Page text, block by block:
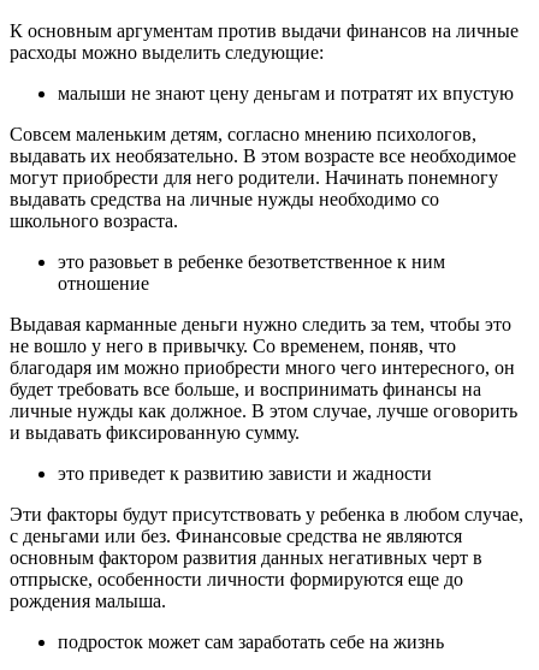
К основным аргументам против выдачи финансов на личные
расходы можно выделить следующие:
малыши не знают цену деньгам и потратят их впустую
Совсем маленьким детям, согласно мнению психологов,
выдавать их необязательно. В этом возрасте все необходимое
могут приобрести для него родители. Начинать понемногу
выдавать средства на личные нужды необходимо со
школьного возраста.
это разовьет в ребенке безответственное к ним
отношение
Выдавая карманные деньги нужно следить за тем, чтобы это
не вошло у него в привычку. Со временем, поняв, что
благодаря им можно приобрести много чего интересного, он
будет требовать все больше, и воспринимать финансы на
личные нужды как должное. В этом случае, лучше оговорить
и выдавать фиксированную сумму.
это приведет к развитию зависти и жадности
Эти факторы будут присутствовать у ребенка в любом случае,
с деньгами или без. Финансовые средства не являются
основным фактором развития данных негативных черт в
отпрыске, особенности личности формируются еще до
рождения малыша.
подросток может сам заработать себе на жизнь